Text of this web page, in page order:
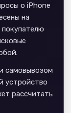
о iPhone
на
самовывозом
устройство
рассчитать